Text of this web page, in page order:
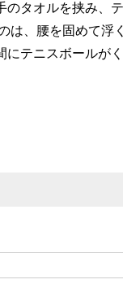
のタオルを挟み、
は、腰を固めて浮
にテニスボールが